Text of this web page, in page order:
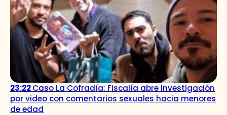
23:22Caso La Cofradía: Fiscalía abre investigación
por video con comentarios sexuales hacia menores
de edad